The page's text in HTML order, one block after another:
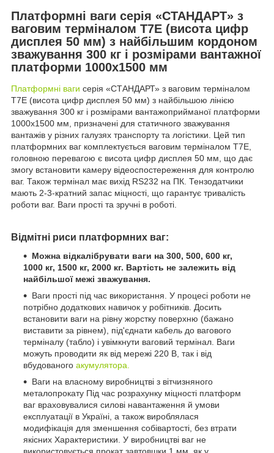
Платформні ваги серія «СТАНДАРТ» з
ваговим терміналом T7E (висота цифр
дисплея 50 мм) з найбільшим кордоном
зважування 300 кг і розмірами вантажної
платформи 1000х1500 мм
Платформні ваги серія «СТАНДАРТ» з ваговим терміналом
T7E (висота цифр дисплея 50 мм) з найбільшою лінією
зважування 300 кг і розмірами вантажоприйманої платформи
1000х1500 мм, призначені для статичного зважування
вантажів у різних галузях транспорту та логістики. Цей тип
платформних ваг комплектується ваговим терміналом T7E,
головною перевагою є висота цифр дисплея 50 мм, що дає
змогу встановити камеру відеоспостереження для контролю
ваг. Також термінал має вихід RS232 на ПК. Тензодатчики
мають 2-3-кратний запас міцності, що гарантує тривалість
роботи ваг. Ваги прості та зручні в роботі.
Відмітні риси платформних ваг:
Можна відкалібрувати ваги на 300, 500, 600 кг,
1000 кг, 1500 кг, 2000 кг. Вартість не залежить від
найбільшої межі зважування.
Ваги прості під час використання. У процесі роботи не
потрібно додаткових навичок у робітників. Досить
встановити ваги на рівну жорстку поверхню (бажано
виставити за рівнем), під'єднати кабель до вагового
терміналу (табло) і увімкнути ваговий термінал. Ваги
можуть проводити як від мережі 220 В, так і від
вбудованого акумулятора.
Ваги на власному виробництві з вітчизняного
металопрокату Під час розрахунку міцності платформ
ваг враховувалися силові навантаження й умови
експлуатації в Україні, а також вироблялася
модифікація для зменшення собівартості, без втрати
якісних Характеристики. У виробництві ваг не